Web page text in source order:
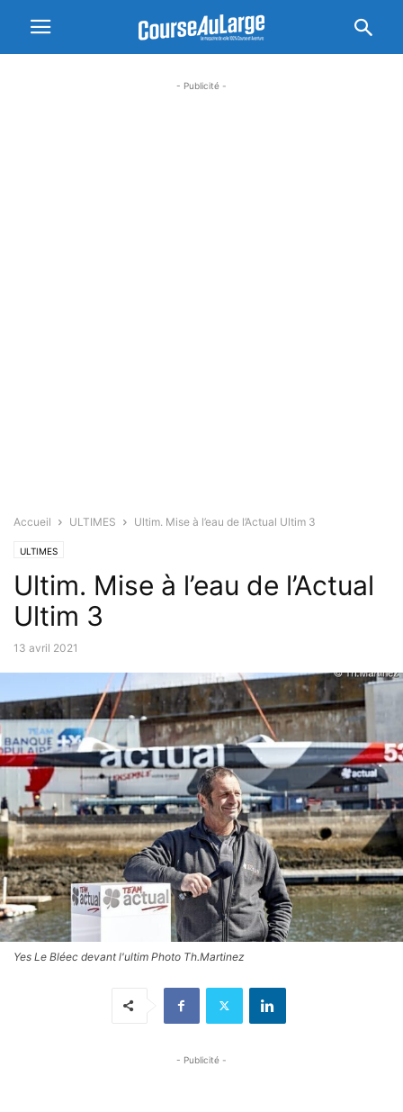
- Publicité -
Accueil ULTIMES Ultim. Mise à l’eau de l’Actual Ultim 3
ULTIMES
Ultim. Mise à l’eau de l’Actual
Ultim 3
13 avril 2021
Yes Le Bléec devant l'ultim Photo Th.Martinez
- Publicité -